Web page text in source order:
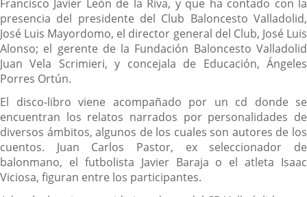
Francisco Javier León de la Riva, y que ha contado con la
presencia del presidente del Club Baloncesto Valladolid,
José Luis Mayordomo, el director general del Club, José Luis
Alonso; el gerente de la Fundación Baloncesto Valladolid
Juan Vela Scrimieri, y concejala de Educación, Ángeles
Porres Ortún.
El disco-libro viene acompañado por un cd donde se
encuentran los relatos narrados por personalidades de
diversos ámbitos, algunos de los cuales son autores de los
cuentos. Juan Carlos Pastor, ex seleccionador de
balonmano, el futbolista Javier Baraja o el atleta Isaac
Viciosa, figuran entre los participantes.